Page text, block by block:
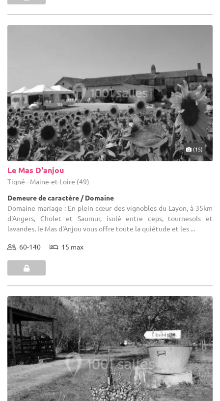
(15)
Le Mas D'anjou
Tigné - Maine-et-Loire (49)
Demeure de caractère / Domaine
Domaine mariage : En plein cœur des vignobles du Layon, à 35km
d'Angers, Cholet et Saumur, isolé entre ceps, tournesols et
lavandes, le Mas d'Anjou vous offre toute la quiétude et les ...
60-140 15 max